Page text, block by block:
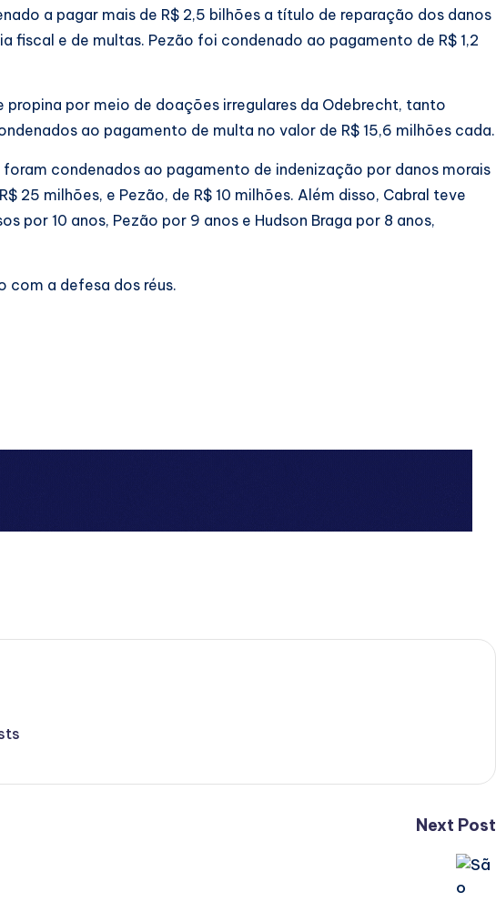
a pagar mais de R$ 2,5 bilhões a título de reparação dos danos
fiscal e de multas. Pezão foi condenado ao pagamento de R$ 1,2
propina por meio de doações irregulares da Odebrecht, tanto
ao pagamento de multa no valor de R$ 15,6 milhões cada.
condenados ao pagamento de indenização por danos morais
25 milhões, e Pezão, de R$ 10 milhões. Além disso, Cabral teve
por 10 anos, Pezão por 9 anos e Hudson Braga por 8 anos,
com a defesa dos réus.
Next Post